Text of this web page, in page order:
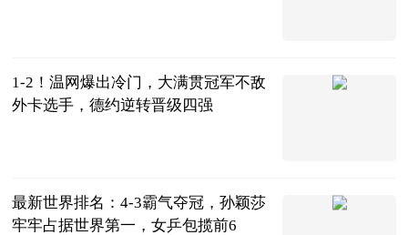
1-2！温网爆出冷门，大满贯冠军不敌
外卡选手，德约逆转晋级四强
最新世界排名：4-3霸气夺冠，孙颖莎
牢牢占据世界第一，女乒包揽前6